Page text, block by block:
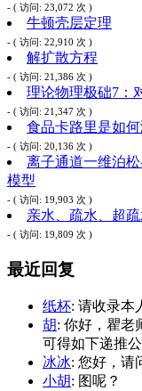
- ( 访问: 23,072 次 )
牛顿壳层定理
- ( 访问: 22,910 次 )
解扩散方程
- ( 访问: 21,386 次 )
理论物理极础7：
- ( 访问: 21,347 次 )
食品卡路里是如
- ( 访问: 20,136 次 )
离子通道一维泊松
模型
- ( 访问: 19,903 次 )
亲水、疏水、超
- ( 访问: 19,809 次 )
最近回复
纸杯: 请收录本
胡: 你好，瞿老
可得如下递推
冰冰: 您好，请
小胡: 图呢？